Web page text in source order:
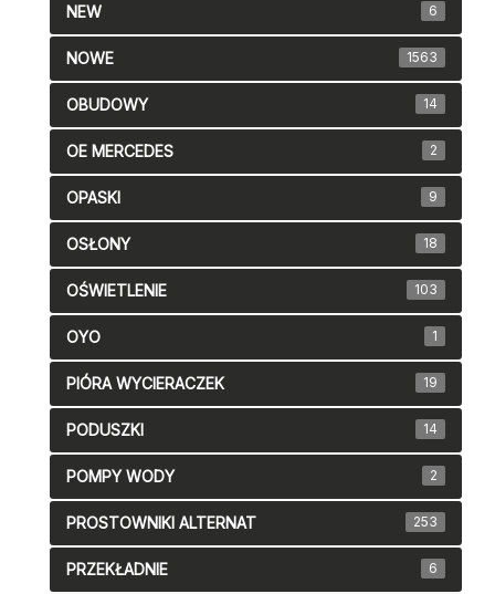
NEW 6
NOWE 1563
OBUDOWY 14
OE MERCEDES 2
OPASKI 9
OSŁONY 18
OŚWIETLENIE 103
OYO 1
PIÓRA WYCIERACZEK 19
PODUSZKI 14
POMPY WODY 2
PROSTOWNIKI ALTERNAT 253
PRZEKŁADNIE 6